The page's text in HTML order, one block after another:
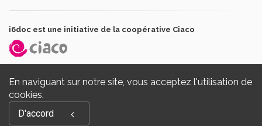
En naviguant sur notre site, vous acceptez l'utilisation de
cookies.
D'accord
i6doc est une initiative de la coopérative Ciaco